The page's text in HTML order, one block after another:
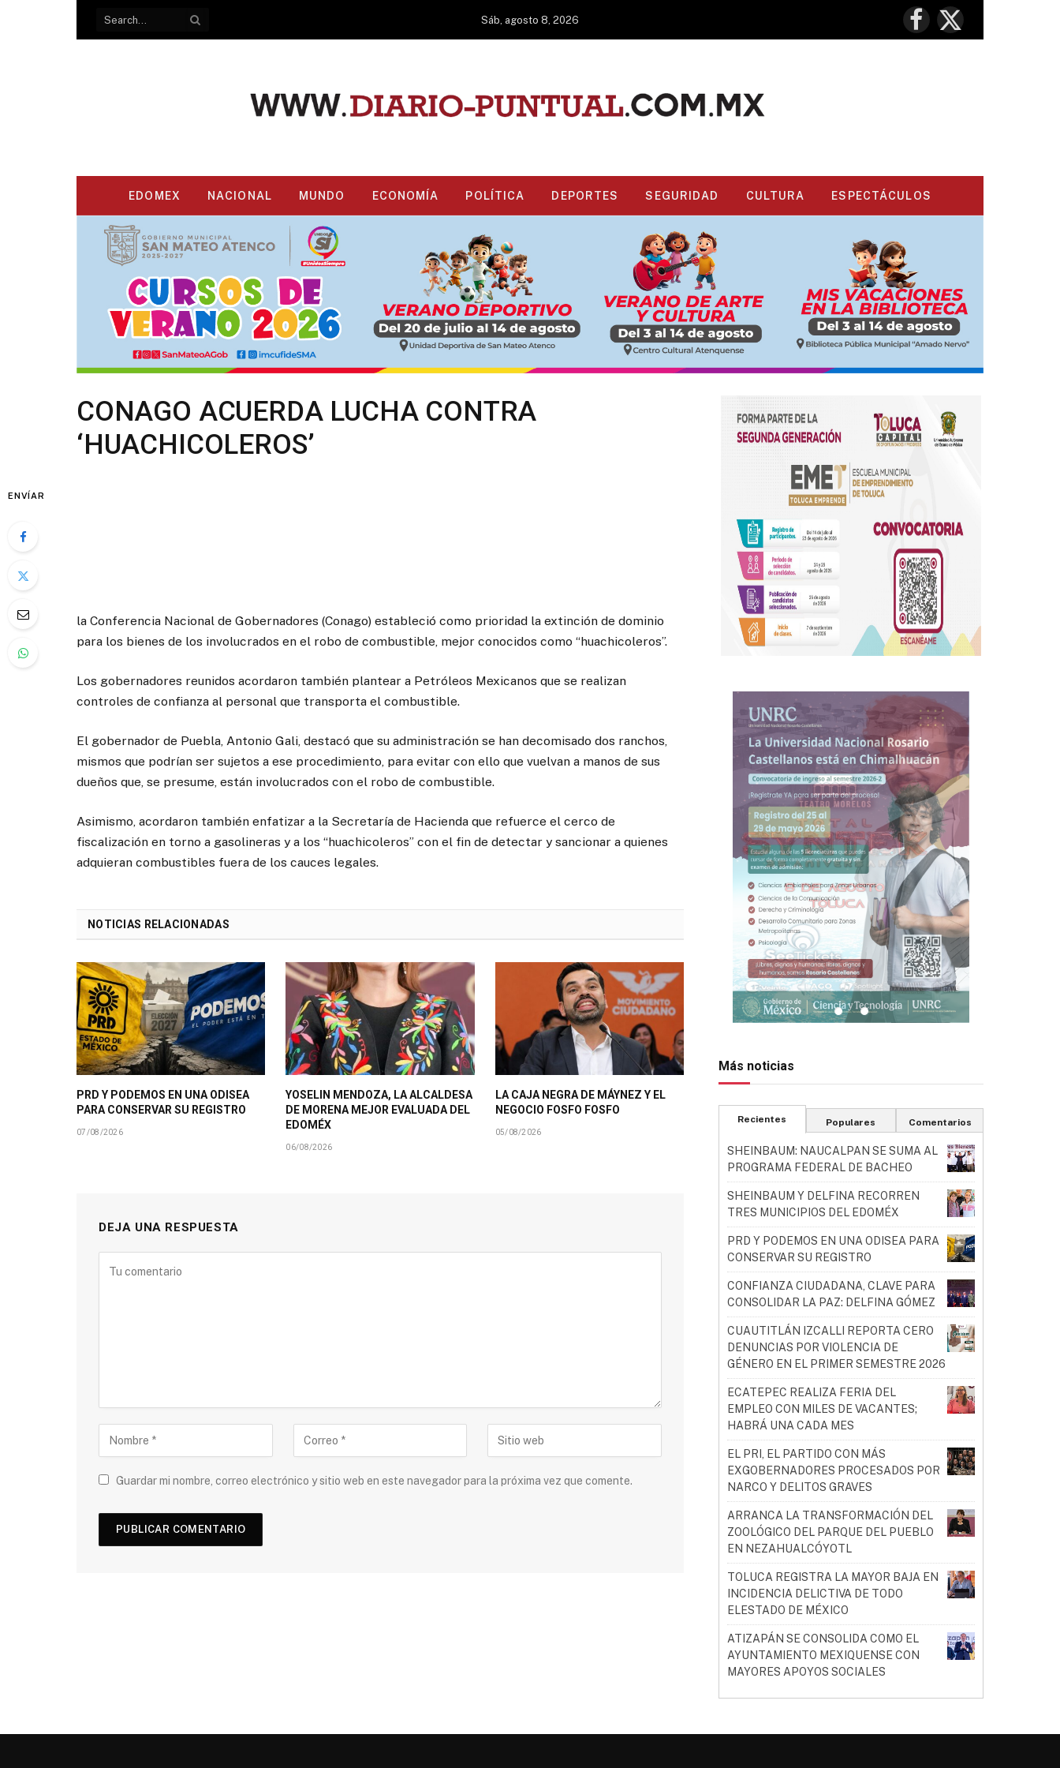
Sáb, agosto 8, 2026
Facebook
X
(Twitter)
EDOMEX NACIONAL MUNDO ECONOMÍA POLÍTICA DEPORTES SEGURIDAD CULTURA ESPECTÁCULOS
CONAGO ACUERDA LUCHA CONTRA
‘HUACHICOLEROS’
ENVÍAR
la Conferencia Nacional de Gobernadores (Conago) estableció como prioridad la extinción de dominio
para los bienes de los involucrados en el robo de combustible, mejor conocidos como “huachicoleros”.
Los gobernadores reunidos acordaron también plantear a Petróleos Mexicanos que se realizan
controles de confianza al personal que transporta el combustible.
El gobernador de Puebla, Antonio Gali, destacó que su administración se han decomisado dos ranchos,
mismos que podrían ser sujetos a ese procedimiento, para evitar con ello que vuelvan a manos de sus
dueños que, se presume, están involucrados con el robo de combustible.
Asimismo, acordaron también enfatizar a la Secretaría de Hacienda que refuerce el cerco de
fiscalización en torno a gasolineras y a los “huachicoleros” con el fin de detectar y sancionar a quienes
adquieran combustibles fuera de los cauces legales.
NOTICIAS RELACIONADAS
PRD Y PODEMOS EN UNA ODISEA
PARA CONSERVAR SU REGISTRO
07/08/2026
YOSELIN MENDOZA, LA ALCALDESA
DE MORENA MEJOR EVALUADA DEL
EDOMÉX
06/08/2026
LA CAJA NEGRA DE MÁYNEZ Y EL
NEGOCIO FOSFO FOSFO
05/08/2026
DEJA UNA RESPUESTA
Guardar mi nombre, correo electrónico y sitio web en este navegador para la próxima vez que comente.
Más noticias
Recientes Populares Comentarios
SHEINBAUM: NAUCALPAN SE SUMA AL
PROGRAMA FEDERAL DE BACHEO
SHEINBAUM Y DELFINA RECORREN
TRES MUNICIPIOS DEL EDOMÉX
PRD Y PODEMOS EN UNA ODISEA PARA
CONSERVAR SU REGISTRO
CONFIANZA CIUDADANA, CLAVE PARA
CONSOLIDAR LA PAZ: DELFINA GÓMEZ
CUAUTITLÁN IZCALLI REPORTA CERO
DENUNCIAS POR VIOLENCIA DE
GÉNERO EN EL PRIMER SEMESTRE 2026
ECATEPEC REALIZA FERIA DEL
EMPLEO CON MILES DE VACANTES;
HABRÁ UNA CADA MES
EL PRI, EL PARTIDO CON MÁS
EXGOBERNADORES PROCESADOS POR
NARCO Y DELITOS GRAVES
ARRANCA LA TRANSFORMACIÓN DEL
ZOOLÓGICO DEL PARQUE DEL PUEBLO
EN NEZAHUALCÓYOTL
TOLUCA REGISTRA LA MAYOR BAJA EN
INCIDENCIA DELICTIVA DE TODO
ELESTADO DE MÉXICO
ATIZAPÁN SE CONSOLIDA COMO EL
AYUNTAMIENTO MEXIQUENSE CON
MAYORES APOYOS SOCIALES